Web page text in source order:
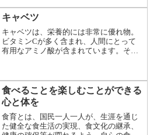
油揚げ･･･これらはどんな関係にあるのか
整理してみましょう
キャベツ
キャベツは、栄養的には非常に優れ物。
ビタミンCが多く含まれ、人間にとって
有用なアミノ酸が含まれています。その
なのですが、体内で合成できないため、
必ず食べ物から摂らなければなりませ
ん。
食べることを楽しむことができる
心と体を
食育とは、国民一人一人が、生涯を通じ
た健全な食生活の実現、食文化の継承、